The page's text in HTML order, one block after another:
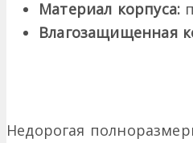
Материал корпуса:
Влагозащищенная
Недорогая